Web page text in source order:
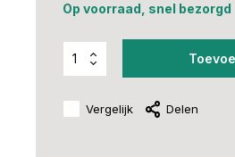
Op voorraad, snel bezorgd
Vergelijk Delen